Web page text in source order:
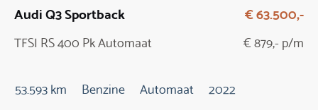
Audi Q3 Sportback
TFSI RS 400 Pk Automaat
€ 63.500,-
€ 879,- p/m
53.593 km Benzine Automaat 2022